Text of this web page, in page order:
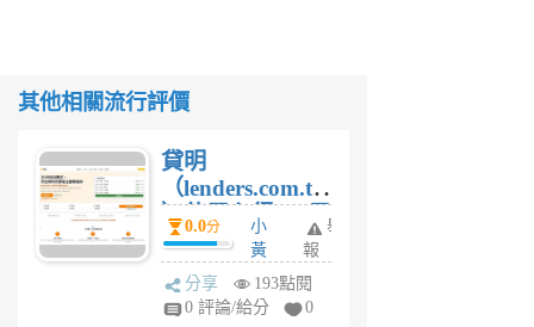
其他相關流行評價
貸明
（lenders.com.tw
）使用心得 — 民
間貸款比較平台
體驗
0.0分
小
黃
蜂
1
舉
報
分享
193點閱
0 評論/給分
0